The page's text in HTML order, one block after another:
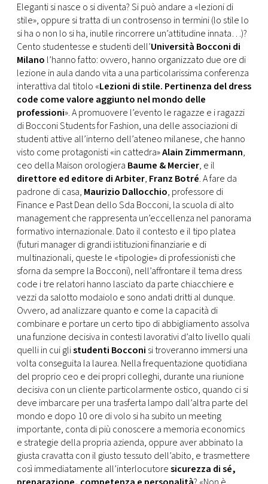
Eleganti si nasce o si diventa? Si può andare a «lezioni di
stile», oppure si tratta di un controsenso in termini (lo stile lo
si ha o non lo si ha, inutile rincorrere un’attitudine innata…)?
Cento studentesse e studenti dell’Università Bocconi di
Milano l’hanno fatto: ovvero, hanno organizzato due ore di
lezione in aula dando vita a una particolarissima conferenza
interattiva dal titolo «Lezioni di stile. Pertinenza del dress
code come valore aggiunto nel mondo delle
professioni». A promuovere l’evento le ragazze e i ragazzi
di Bocconi Students for Fashion, una delle associazioni di
studenti attive all’interno dell’ateneo milanese, che hanno
visto come protagonisti «in cattedra»Alain Zimmermann,
ceo della Maison orologiera Baume & Mercier, e il
direttore ed editore di Arbiter, Franz Botré. A fare da
padrone di casa, Maurizio Dallocchio, professore di
Finance e Past Dean dello Sda Bocconi, la scuola di alto
management che rappresenta un’eccellenza nel panorama
formativo internazionale. Dato il contesto e il tipo platea
(futuri manager di grandi istituzioni finanziarie e di
multinazionali, queste le «tipologie» di professionisti che
sforna da sempre la Bocconi), nell’affrontare il tema dress
code i tre relatori hanno lasciato da parte chiacchiere e
vezzi da salotto modaiolo e sono andati dritti al dunque.
Ovvero, ad analizzare quanto e come la capacità di
combinare e portare un certo tipo di abbigliamento assolva
una funzione decisiva in contesti lavorativi d’alto livello quali
quelli in cui glistudenti Bocconi si troveranno immersi una
volta conseguita la laurea. Nella frequentazione quotidiana
del proprio ceo e dei propri colleghi, durante una riunione
decisiva con un cliente particolarmente ostico, quando ci si
deve imbarcare per una trasferta lampo dall’altra parte del
mondo e dopo 10 ore di volo si ha subito un meeting
importante, conta di più conoscere a memoria economics
e strategie della propria azienda, oppure aver abbinato la
giusta cravatta con il giusto tessuto dell’abito, e trasmettere
così immediatamente all’interlocutoresicurezza di sé,